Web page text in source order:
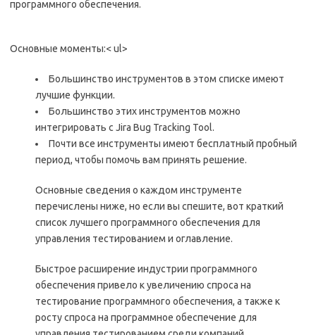
программного обеспечения.
Основные моменты:< ul>
Большинство инструментов в этом списке имеют
лучшие функции.
Большинство этих инструментов можно
интегрировать с Jira Bug Tracking Tool.
Почти все инструменты имеют бесплатный пробный
период, чтобы помочь вам принять решение.
Основные сведения о каждом инструменте
перечислены ниже, но если вы спешите, вот краткий
список лучшего программного обеспечения для
управления тестированием и оглавление.
Быстрое расширение индустрии программного
обеспечения привело к увеличению спроса на
тестирование программного обеспечения, а также к
росту спроса на программное обеспечение для